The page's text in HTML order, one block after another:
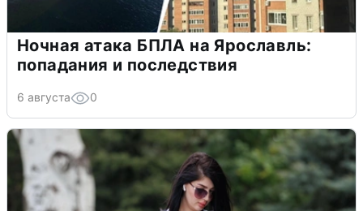
Ночная атака БПЛА на Ярославль:
попадания и последствия
6 августа 0